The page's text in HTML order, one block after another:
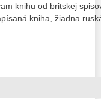
knihu od britskej
kniha, žiadna